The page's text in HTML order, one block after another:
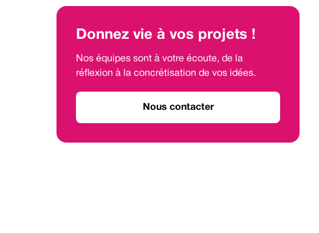
Donnez vie à vos projets !
Nos équipes sont à votre écoute, de la
réflexion à la concrétisation de vos idées.
Nous contacter